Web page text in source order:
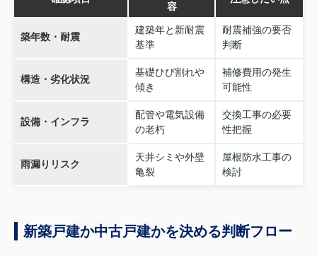
容
築年数・耐震
建築年と新耐震
基準
耐震補強の要否
判断
構造・劣化状況
基礎ひび割れや
傾き
補修費用の発生
可能性
設備・インフラ
配管や電気設備
の老朽
交換工事の必要
性把握
雨漏りリスク
天井シミや外壁
亀裂
屋根防水工事の
検討
新築戸建か中古戸建かを決める判断フロー